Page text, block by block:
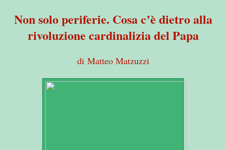
Non solo periferie. Cosa c’è dietro alla
rivoluzione cardinalizia del Papa
di Matteo Matzuzzi